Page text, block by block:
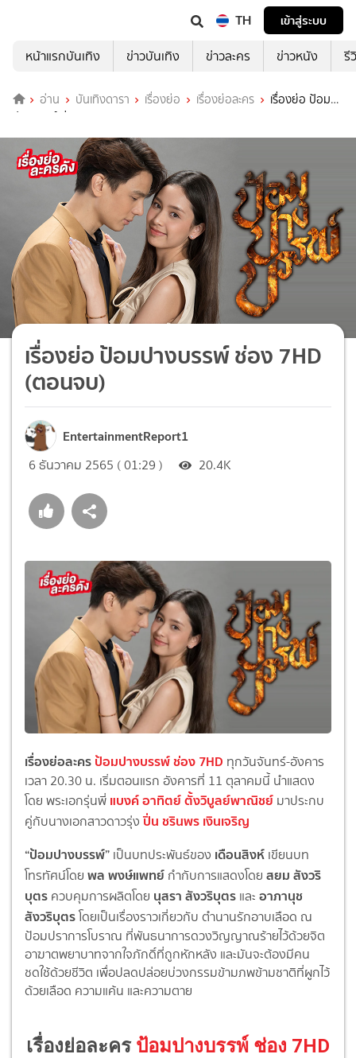
TH
เข้าสู่ระบบ
หน้าแรกบันเทิง
ข่าวบันเทิง ข่าวละคร ข่าวหนัง รี
อ่าน บันเทิงดารา เรื่องย่อ เรื่องย่อละคร
เรื่องย่อ ป้อม
ปางบรรพ์ ช่อง 7HD (ตอนจบ)
เรื่องย่อ ป้อมปางบรรพ์ ช่อง 7HD
(ตอนจบ)
EntertainmentReport1
6 ธันวาคม 2565 ( 01:29 ) 20.4K
เรื่องย่อละครป้อมปางบรรพ์ ช่อง 7HD ทุกวันจันทร์-อังคาร
เวลา 20.30 น. เริ่มตอนแรก อังคารที่ 11 ตุลาคมนี้ นำแสดง
โดย พระเอกรุ่นพี่ แบงค์ อาทิตย์ ตั้งวิบูลย์พาณิชย์ มาประกบ
คู่กับนางเอกสาวดาวรุ่ง ปิ่น ชรินพร เงินเจริญ
“ป้อมปางบรรพ์” เป็นบทประพันธ์ของ เดือนสิงห์ เขียนบท
โทรทัศน์โดย พล พงษ์แพทย์ กำกับการแสดงโดย สยม สังวริ
บุตร ควบคุมการผลิตโดย นุสรา สังวริบุตร และ อาภานุช
สังวริบุตรโดยเป็นเรื่องราวเกี่ยวกับ ตำนานรักอาบเลือด ณ
ป้อมปราการโบราณ ที่พันธนาการดวงวิญญาณร้ายไว้ด้วยจิต
อาฆาตพยาบาทจากใจภักดิ์ที่ถูกหักหลัง และมันจะต้องมีคน
ชดใช้ด้วยชีวิต เพื่อปลดปล่อยบ่วงกรรมข้ามภพข้ามชาติที่ผูกไว้
ด้วยเลือด ความแค้น และความตาย
เรื่องย่อละคร ป้อมปางบรรพ์ ช่อง 7HD